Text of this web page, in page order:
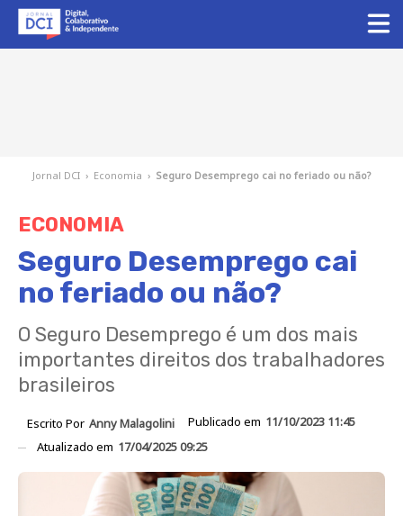
Jornal DCI › Economia › Seguro Desemprego cai no feriado ou não?
ECONOMIA
Seguro Desemprego cai
no feriado ou não?
O Seguro Desemprego é um dos mais
importantes direitos dos trabalhadores
brasileiros
Escrito Por Anny Malagolini Publicado em 11/10/2023 11:45
Atualizado em 17/04/2025 09:25